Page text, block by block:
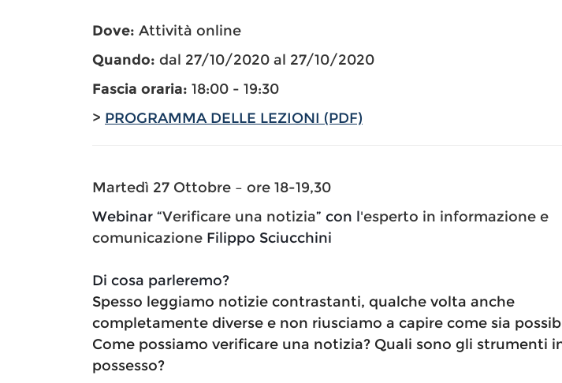
Dove: Attività online
Quando: dal 27/10/2020 al 27/10/2020
Fascia oraria: 18:00 - 19:30
> PROGRAMMA DELLE LEZIONI (PDF)
Martedì 27 Ottobre – ore 18-19,30
Webinar “Verificare una notizia” con l'esperto in informazione e
comunicazione Filippo Sciucchini
Di cosa parleremo?
Spesso leggiamo notizie contrastanti, qualche volta anche
completamente diverse e non riusciamo a capire come sia
Come possiamo verificare una notizia? Quali sono gli strumenti
possesso?